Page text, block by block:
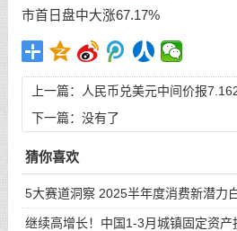
市首日盘中大涨67.17%
上一篇：
人民币兑美元中间价报
下一篇：没有了
猜你喜欢
5大赛道洞察 2025半年度消费新潜力
继续高增长！中国1-3月城镇固定资